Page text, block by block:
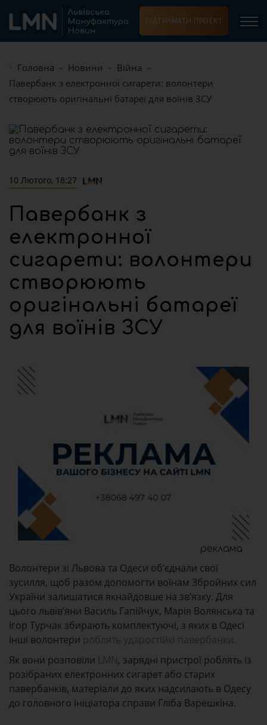
ПІДТРИМАТИ ПРОЕКТ
Головна Новини
Війна
Павербанк з електронної сигарети: волонтери
створюють оригінальні батареї для воїнів ЗСУ
10 Лютого, 18:27
Павербанк з
електронної
сигарети: волонтери
створюють
оригінальні батареї
для воїнів ЗСУ
реклама
Волонтери зі Львова та Одеси об’єднали свої
зусилля, щоб разом допомогти воїнам Збройних сил
України залишатися якнайдовше на зв’язку. Для
цього львів’яни Василь Гапійчук, Марія Волянська та
Ігор Турчак збирають комплектуючі, з яких в Одесі
інші волонтери роблять ударостійкі павербанки.
Як вони розповіли LMN, зарядні пристрої роблять із
розібраних електронних сигарет або старих
павербанків, матеріали до яких надсилають в Одесу
до головного ініціатора справи Гліба Варешкіна.